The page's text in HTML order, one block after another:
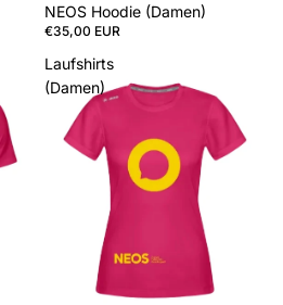
NEOS Hoodie (Damen)
€35,00 EUR
Laufshirts
(Damen)